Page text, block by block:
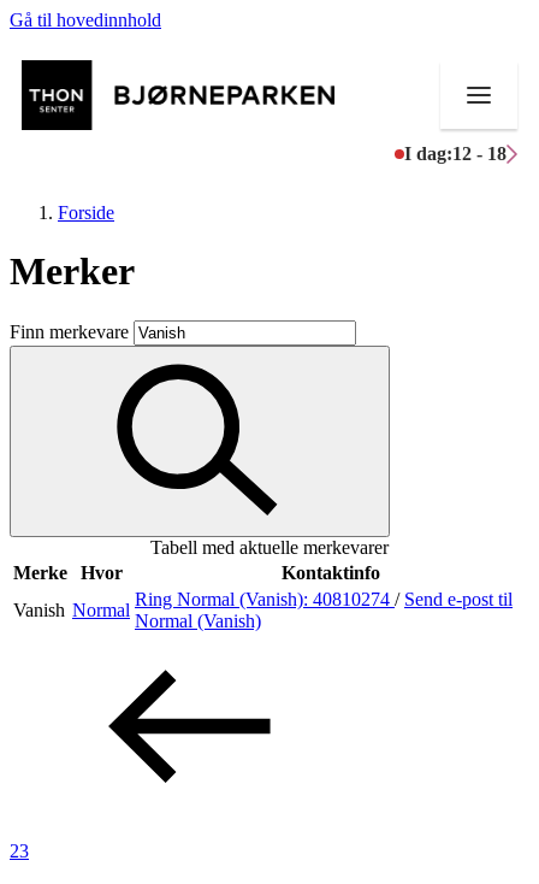
Gå til hovedinnhold
I dag:12 - 18
Butikker
Mat og drikke
Aktiviteter
Søk
Åpningstider
Praktisk informasjon
Forside
Merker
Finn merkevare
Tabell med aktuelle merkevarer
Merke
Hvor
Kontaktinfo
Vanish Normal
Ring Normal (Vanish): 40810274 / Send e-post til
Normal (Vanish)
23